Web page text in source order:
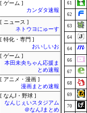
[ ゲーム ]
カンダタ速報
[ ニュース ]
ネトウヨにゅーす
[ 特化・専門 ]
おいしいお
[ ゲーム ]
本田未央ちゃん応援ま
とめ速報
[ アニメ・漫画 ]
漫画まとめ速報
[ なんJ・野球 ]
なんじぇいスタジアム
＠なんJまとめ
61
62
63
64
64
66
67
68
69
70